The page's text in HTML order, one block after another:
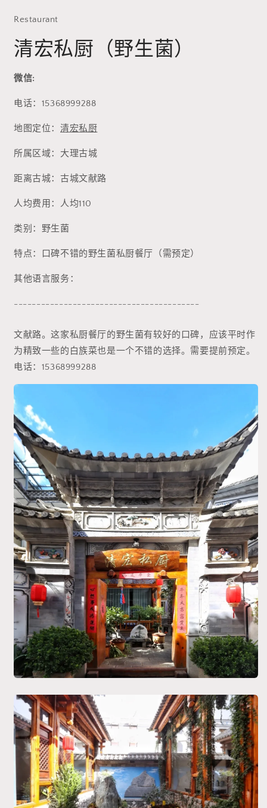
开
体
文
1
Restaurant
清宏私厨（野生菌）
微信:
电话：15368999288
地图定位： 清宏私厨
所属区域：大理古城
距离古城：古城文献路
人均费用：人均110
类别：野生菌
特点：口碑不错的野生菌私厨餐厅（需预定）
其他语言服务：
-----------------------------------------
文献路。这家私厨餐厅的野生菌有较好的口碑，应该平时作
为精致一些的白族菜也是一个不错的选择。需要提前预定。
电话：15368999288